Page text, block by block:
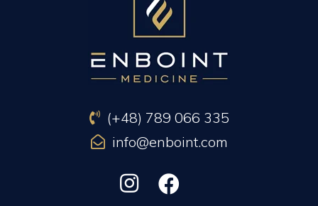
(+48) 789 066 335
info@enboint.com